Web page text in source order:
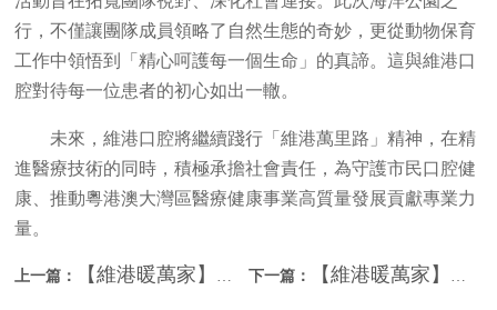
行，不僅讓團隊成員領略了自然生態的奇妙，更從動物保育
工作中領悟到「精心呵護每一個生命」的真諦。這與維港口
腔對待每一位患者的初心如出一轍。
未來，維港口腔將繼續踐行「維港萬里路」精神，在精
進醫療技術的同時，積極承擔社會責任，為守護市民口腔健
康、推動粵港澳大灣區醫療健康事業高質量發展貢獻專業力
量。
上一篇： 【維港暖萬家】新春暖流湧紅磡，維港口腔與健愛社攜手送物資同祝福 下一篇： 【維港暖萬家】維港口腔獲桂南寧同鄉會感謝狀